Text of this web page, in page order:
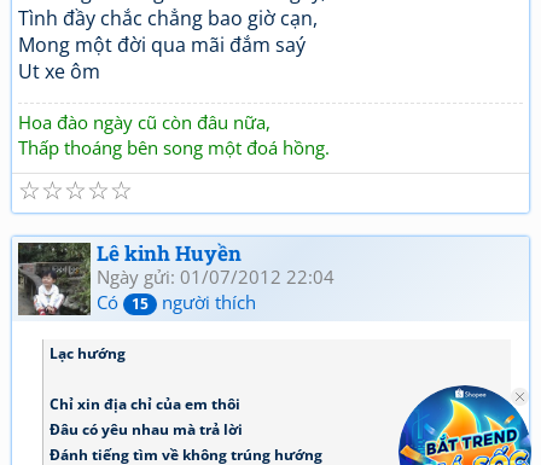
Tình đầy chắc chẳng bao giờ cạn,
Mong một đời qua mãi đắm saý
Ut xe ôm
Hoa đào ngày cũ còn đâu nữa,
Thấp thoáng bên song một đoá hồng.
☆
☆
☆
☆
☆
Lê kinh Huyền
Ngày gửi: 01/07/2012 22:04
Có
15 người thích
Lạc hướng
Chỉ xin địa chỉ của em thôi
Đâu có yêu nhau mà trả lời
Đánh tiếng tìm về không trúng hướng